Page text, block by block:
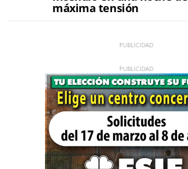
máxima tensión